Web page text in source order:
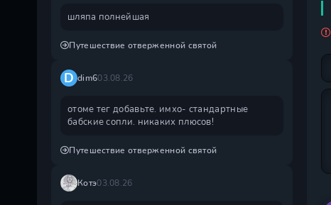
шляпа полнейшая
Путешествие отверженной святой
D dim603.08.26
отоме тег добавьте. имхо- стандартные
бабские сопли. никаких плюсов!
Путешествие отверженной святой
Котэ03.08.26